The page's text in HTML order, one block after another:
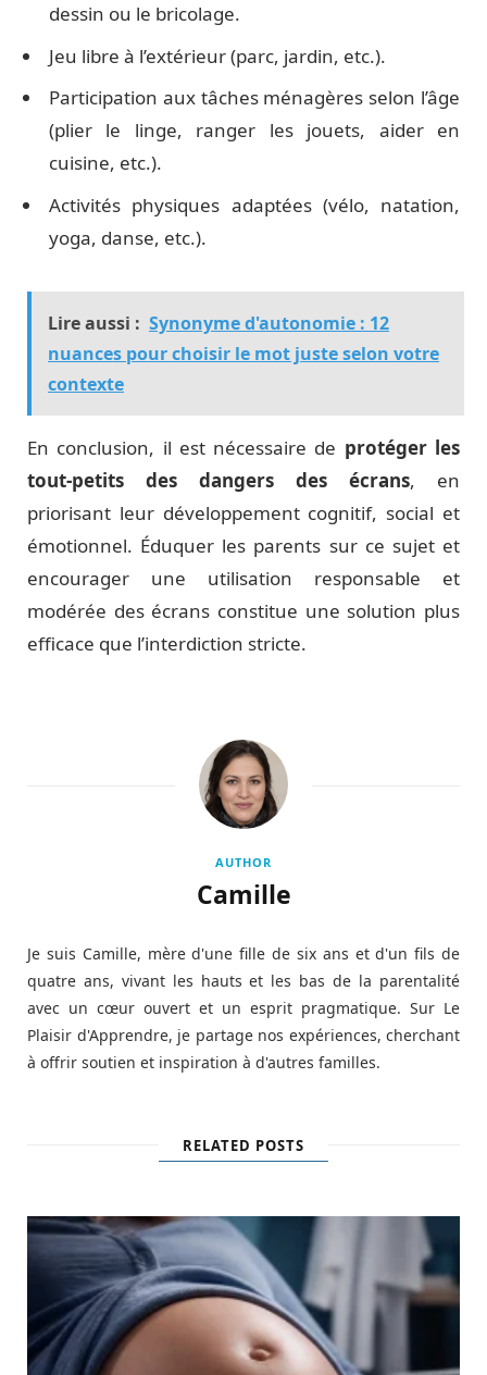
dessin ou le bricolage.
Jeu libre à l’extérieur (parc, jardin, etc.).
Participation aux tâches ménagères selon l’âge
(plier le linge, ranger les jouets, aider en
cuisine, etc.).
Activités physiques adaptées (vélo, natation,
yoga, danse, etc.).
Lire aussi : Synonyme d'autonomie : 12
nuances pour choisir le mot juste selon votre
contexte
En conclusion, il est nécessaire de protéger les
tout-petits des dangers des écrans, en
priorisant leur développement cognitif, social et
émotionnel. Éduquer les parents sur ce sujet et
encourager une utilisation responsable et
modérée des écrans constitue une solution plus
efficace que l’interdiction stricte.
AUTHOR
Camille
Je suis Camille, mère d'une fille de six ans et d'un fils de
quatre ans, vivant les hauts et les bas de la parentalité
avec un cœur ouvert et un esprit pragmatique. Sur Le
Plaisir d'Apprendre, je partage nos expériences, cherchant
à offrir soutien et inspiration à d'autres familles.
RELATED POSTS